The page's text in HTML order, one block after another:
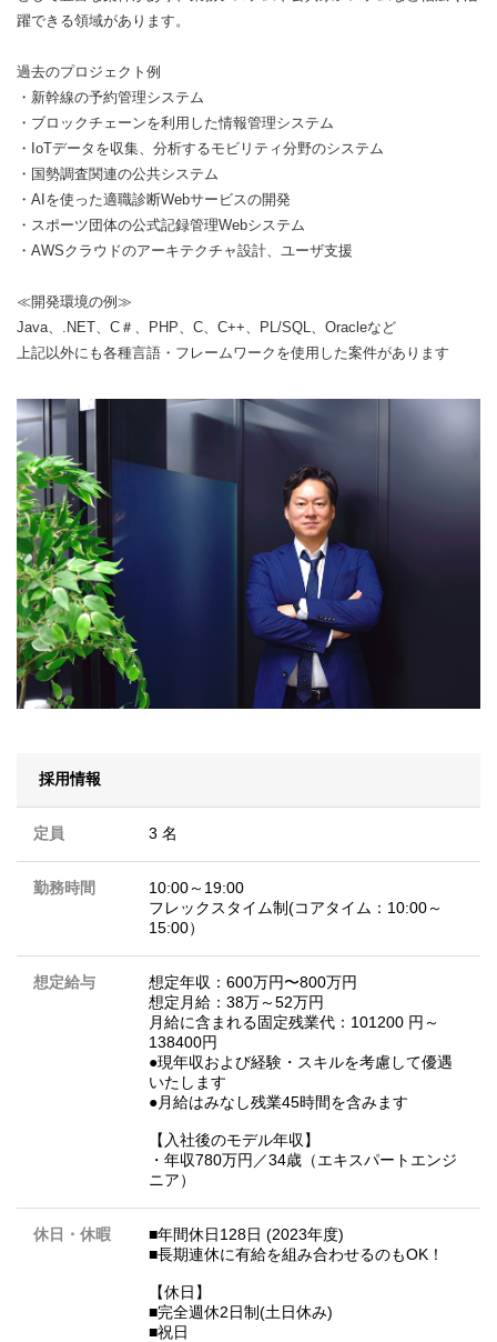
躍できる領域があります。
過去のプロジェクト例
・新幹線の予約管理システム
・ブロックチェーンを利用した情報管理システム
・IoTデータを収集、分析するモビリティ分野のシステム
・国勢調査関連の公共システム
・AIを使った適職診断Webサービスの開発
・スポーツ団体の公式記録管理Webシステム
・AWSクラウドのアーキテクチャ設計、ユーザ支援
≪開発環境の例≫
Java、.NET、C＃、PHP、C、C++、PL/SQL、Oracleなど
上記以外にも各種言語・フレームワークを使用した案件があります
採用情報
定員 3 名
勤務時間
10:00～19:00
フレックスタイム制(コアタイム：10:00～
15:00）
想定給与
想定年収：600万円〜800万円
想定月給：38万～52万円
月給に含まれる固定残業代：101200 円～
138400円
●現年収および経験・スキルを考慮して優遇
いたします
●月給はみなし残業45時間を含みます
【入社後のモデル年収】
・年収780万円／34歳（エキスパートエンジ
ニア）
休日・休暇
■年間休日128日 (2023年度)
■長期連休に有給を組み合わせるのもOK！
【休日】
■完全週休2日制(土日休み)
■祝日